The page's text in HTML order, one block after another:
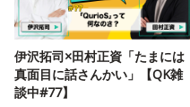
伊沢拓司×田村正資「たまには
真面目に話さんかい」【QK雑
談中#77】